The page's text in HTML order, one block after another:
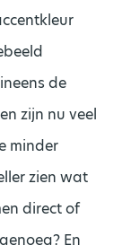
de
zijn nu veel
minder
zien wat
direct of
En